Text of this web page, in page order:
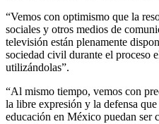
“Vemos con optimismo que la
sociales y otros medios de
televisión están plenamente
sociedad civil durante el proceso
utilizándolas”.
“Al mismo tiempo, vemos con
la libre expresión y la defensa
educación en México puedan ser